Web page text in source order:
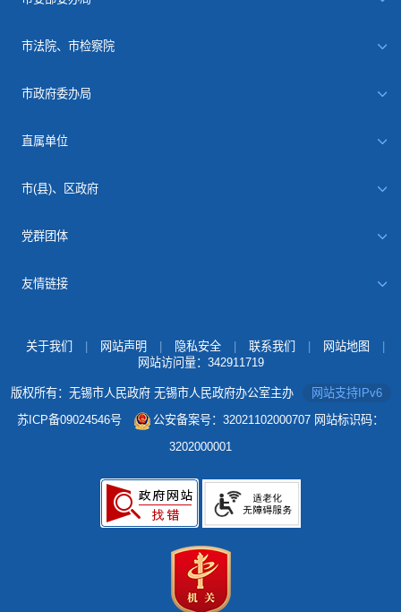
市法院、市检察院
市政府委办局
直属单位
市(县)、区政府
党群团体
友情链接
关于我们 网站声明 隐私安全 联系我们 网站地图
网站访问量： 342911719
版权所有：无锡市人民政府 无锡市人民政府办公室主办
网站支持IPv6
苏ICP备09024546号
公安备案号：32021102000707 网站标识码：
3202000001